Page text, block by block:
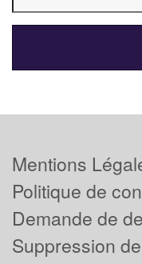
Mentions
Politique de
Demande de
Suppression